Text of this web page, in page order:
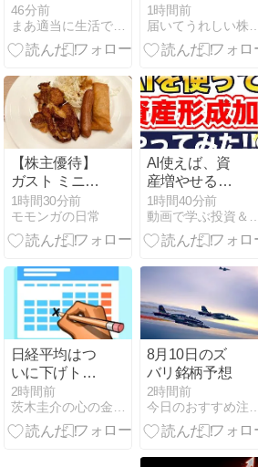
０２６年７月
キャンペーン
商品 が到着
46分前
まあ適当に生活できて、株主優待も
から議決権行
使のお礼で
QUOカードが
1時間前
【株主優待】
ガスト ミニオ
ンズコラボ す
かいらーくホ
ールディング
1時間30分前
モモンガの日常
AI使えば、資
産増やせる？
やってみた！
【ガーコちゃ
んねる】
1時間40分前
動画で学ぶ投
日経平均はつ
いに下げトレ
ンドから反
発、キオクシ
アも決算が堅
2時間前
茨木圭介の心の金鉱を掘り起こす 投資と考えの備忘録
8月10日のズ
バリ銘柄予想
2時間前
今日のおすすめ注目株